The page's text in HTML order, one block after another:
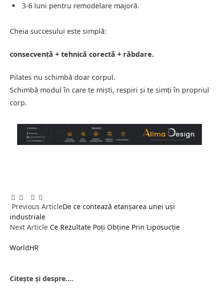
3-6 luni pentru remodelare majoră.
Cheia succesului este simplă:
consecvență + tehnică corectă + răbdare.
Pilates nu schimbă doar corpul.
Schimbă modul în care te miști, respiri și te simți în propriul
corp.
Facebook
Twitter
Pinterest
LinkedIn
Tumblr
Previous ArticleDe ce contează etanșarea unei uși
industriale
Next Article Ce Rezultate Poți Obține Prin Liposucție
WorldHR
Citește și despre....